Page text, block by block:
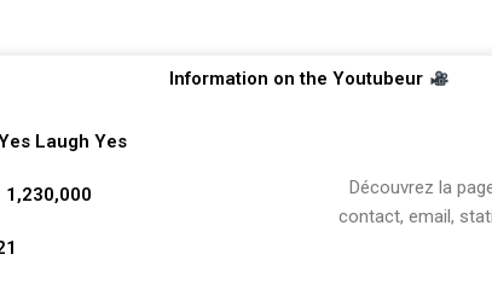
Information on the Youtubeur
Laugh Yes
1,230,000
Découvrez la
contact, email,